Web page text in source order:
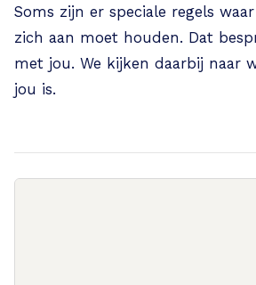
Soms zijn er speciale regels
zich aan moet houden. Dat
met jou. We kijken daarbij naar
jou is.